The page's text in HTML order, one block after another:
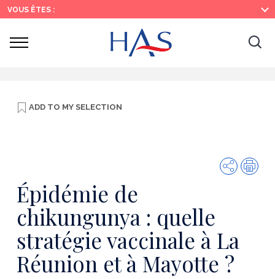
Search
Main
Menu
Main
Content
VOUS ÊTES :
Ouvrir
ADD TO MY SELECTION
Share
Épidémie de
chikungunya : quelle
stratégie vaccinale à La
Réunion et à Mayotte ?